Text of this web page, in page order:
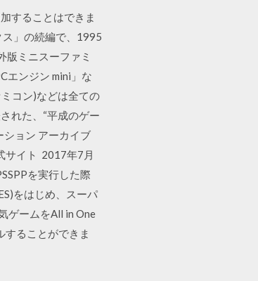
することはできま
」の続編で、1995
ミニスーファミ
エンジン mini」な
コン)などは全ての
れた、“平成のゲー
ション アーカイブ
サイト 2017年7月
を実行した際
をはじめ、スーパ
ゲームをAll in One
することができま